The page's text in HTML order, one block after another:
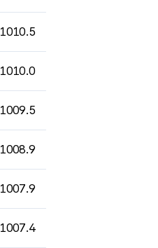
1010.5
1010.0
1009.5
1008.9
1007.9
1007.4